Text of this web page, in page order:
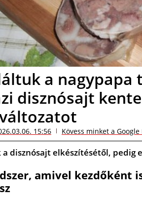
a nagypapa
disznósajt
15:56 Kövess minket a
a disznósajt elkészítésétől, pedig
amivel kezdőként